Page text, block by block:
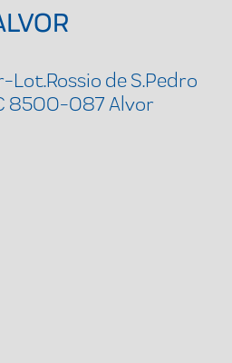
Lot.Rossio de S.Pedro
8500-087 Alvor